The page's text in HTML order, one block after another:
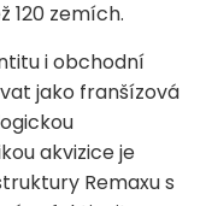
120 zemích.
i obchodní
jako franšízová
akvizice je
Remaxu s